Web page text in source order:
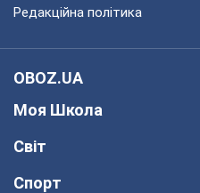
Редакційна політика
OBOZ.UA
Моя Школа
Світ
Спорт